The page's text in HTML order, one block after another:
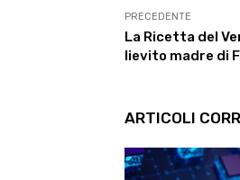
PRECEDENTE
La Ricetta del
lievito madre di
ARTICOLI